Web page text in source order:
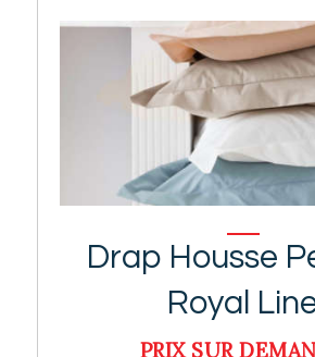
Drap Housse
Royal
PRIX SUR